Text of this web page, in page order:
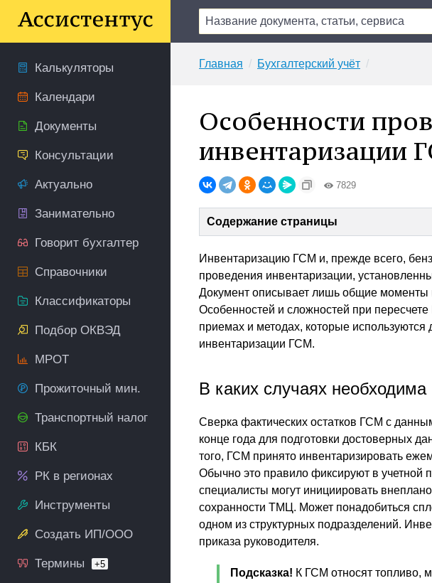
Калькуляторы
Календари
Документы
Консультации
Актуально
Занимательно
Говорит бухгалтер
Справочники
Классификаторы
Подбор ОКВЭД
МРОТ
Прожиточный мин.
Транспортный налог
КБК
РК в регионах
Инструменты
Создать ИП/ООО
Термины +5
Главная Бухгалтерский учёт
Особенности
инвентаризации
7829
Содержание страницы
Инвентаризацию ГСМ и, прежде всего,
проведения инвентаризации,
Документ описывает лишь общие моменты
Особенностей и сложностей при
приемах и методах, которые используются
инвентаризации ГСМ.
В каких случаях необходима
Сверка фактических остатков ГСМ с
конце года для подготовки достоверных
того, ГСМ принято инвентаризировать
Обычно это правило фиксируют в учетной
специалисты могут инициировать
сохранности ТМЦ. Может понадобиться
одном из структурных подразделений.
приказа руководителя.
Подсказка! К ГСМ относят топливо,